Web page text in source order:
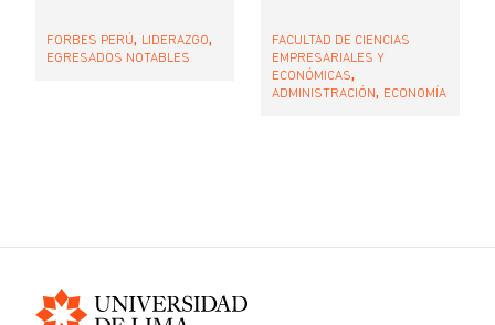
FORBES PERÚ, LIDERAZGO,
EGRESADOS NOTABLES
FACULTAD DE CIENCIAS
EMPRESARIALES Y
ECONÓMICAS,
ADMINISTRACIÓN, ECONOMÍA